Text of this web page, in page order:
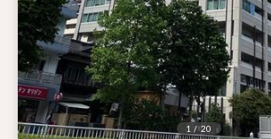
1 / 20